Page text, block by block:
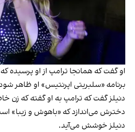
او گفت که همانجا ترامپ از او پرسیده
برنامه «سلبریتی اپرنتیس» او ظاهر
دنیلز گفت که ترامپ به او گفته که زن
دخترش می‌اندازد که «باهوش و زیبا»
دنیلز خوشش می‌آید.